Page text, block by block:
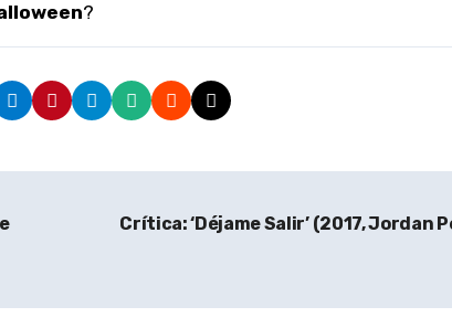
?
Crítica: ‘Déjame Salir’ (2017, Jordan